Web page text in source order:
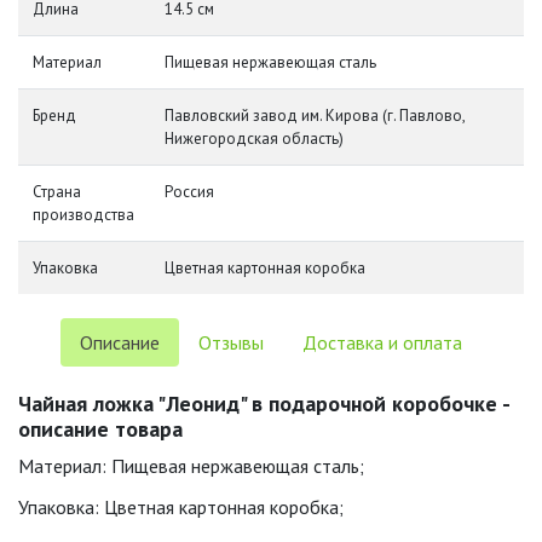
Длина 14.5 см
Материал Пищевая нержавеющая сталь
Бренд
Павловский завод им. Кирова (г. Павлово,
Нижегородская область)
Страна
производства
Россия
Упаковка Цветная картонная коробка
Описание Отзывы Доставка и оплата
Чайная ложка "Леонид" в подарочной коробочке -
описание товара
Материал: Пищевая нержавеющая сталь;
Упаковка: Цветная картонная коробка;